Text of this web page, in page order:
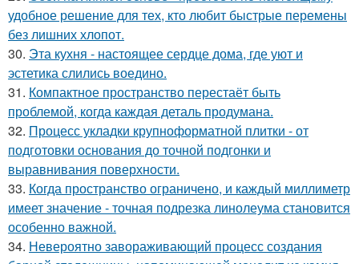
удобное решение для тех, кто любит быстрые перемены
без лишних хлопот.
30. Эта кухня - настоящее сердце дома, где уют и
эстетика слились воедино.
31. Компактное пространство перестаёт быть
проблемой, когда каждая деталь продумана.
32. Процесс укладки крупноформатной плитки - от
подготовки основания до точной подгонки и
выравнивания поверхности.
33. Когда пространство ограничено, и каждый миллиметр
имеет значение - точная подрезка линолеума становится
особенно важной.
34. Невероятно завораживающий процесс создания